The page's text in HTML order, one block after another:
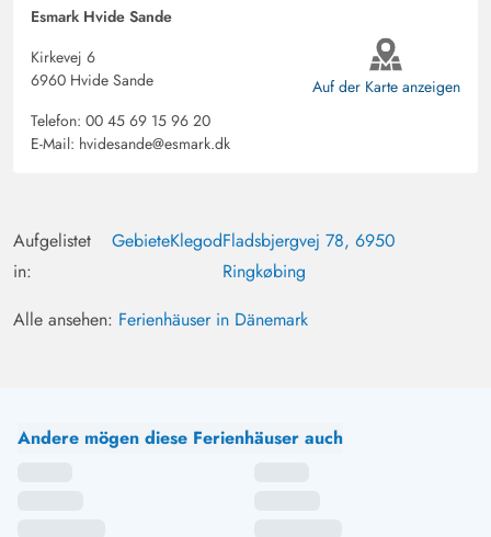
starten.
Janina Petersen
Deutschland
5 von 5
19/08/2024
Ein tolles Haus! Gute Zimmer Aufteilung. Einen
kann. Gemütliches Sofa und der Ausblick vom
Wohnzimmer auf den Fjord (besonders der
Seid Jahren sind wir in diesen Haus - ein Zu Hause in
Esmark Hvide Sande
Kirkevej 6
6960 Hvide Sande
Telefon: 00 45 69 15 96 20
E-Mail: hvidesande@esmark.dk
Auf der Karte anzeigen
Aufgelistet
in:
GebieteKlegodFladsbjergvej 78, 6950
Ringkøbing
Alle ansehen: Ferienhäuser in Dänemark
Andere mögen diese Ferienhäuser auch